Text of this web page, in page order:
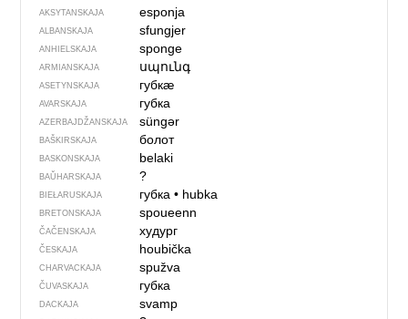
AKSYTANSKAJA esponja
ALBANSKAJA sfungjer
ANHIELSKAJA sponge
ARMIANSKAJA սպունգ
ASETYNSKAJA губкӕ
AVARSKAJA губка
AZERBAJDŽAN­SKAJA süngər
BAŠKIRSKAJA болот
BASKONSKAJA belaki
BAŬHARSKAJA ?
BIEŁARUSKAJA губка• hubka
BRETONSKAJA spoueenn
ČAČENSKAJA худург
ČESKAJA houbička
CHARVACKAJA spužva
ČUVASKAJA губка
DACKAJA svamp